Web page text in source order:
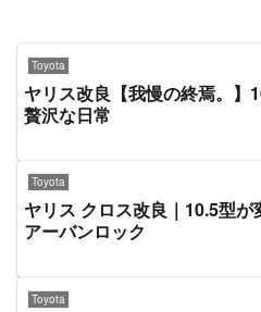
Toyota
ヤリス改良【我慢の終焉。】
贅沢な日常
Toyota
ヤリス クロス改良｜10.5型
アーバンロック
Toyota